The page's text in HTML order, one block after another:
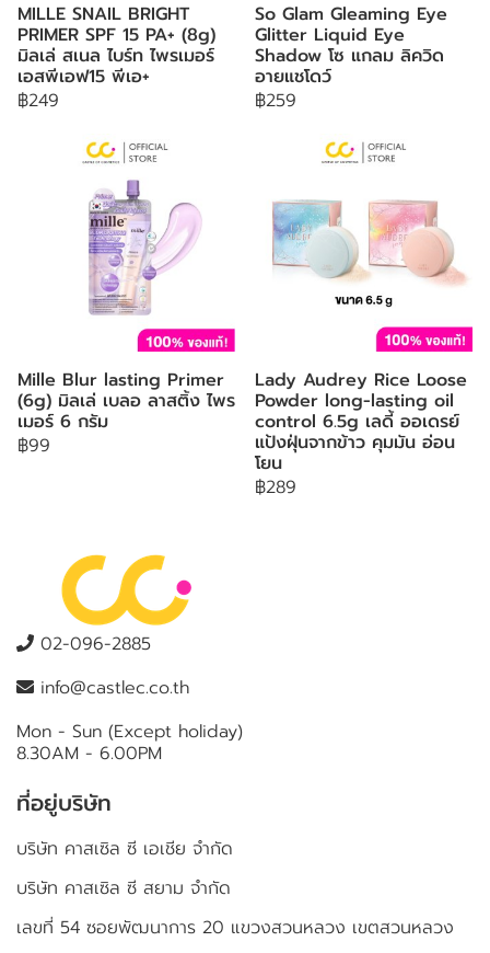
MILLE SNAIL BRIGHT
PRIMER SPF 15 PA+ (8g)
มิลเล่ สเนล ไบร์ท ไพรเมอร์
เอสพีเอฟ15 พีเอ+
฿249
So Glam Gleaming Eye
Glitter Liquid Eye
Shadow โซ แกลม ลิควิด
อายแชโดว์
฿259
Mille Blur lasting Primer
(6g) มิลเล่ เบลอ ลาสติ้ง ไพร
เมอร์ 6 กรัม
฿99
Lady Audrey Rice Loose
Powder long-lasting oil
control 6.5g เลดี้ ออเดรย์
แป้งฝุ่นจากข้าว คุมมัน อ่อน
โยน
฿289
02-096-2885
info@castlec.co.th
Mon - Sun (Except holiday)
8.30AM - 6.00PM
ที่อยู่บริษัท
บริษัท คาสเซิล ซี เอเชีย จำกัด
บริษัท คาสเซิล ซี สยาม จำกัด
เลขที่ 54 ซอยพัฒนาการ 20 แขวงสวนหลวง เขตสวนหลวง